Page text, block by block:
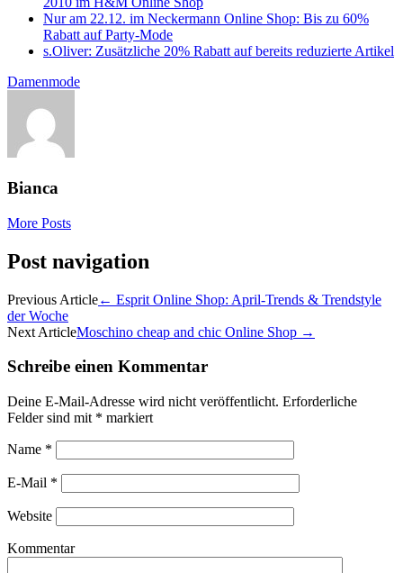
Nur am 22.12. im Neckermann Online Shop: Bis zu 60%
Rabatt auf Party-Mode
s.Oliver: Zusätzliche 20% Rabatt auf bereits reduzierte Artikel
Damenmode
Bianca
More Posts
Post navigation
Previous Article← Esprit Online Shop: April-Trends & Trendstyle
der Woche
Next ArticleMoschino cheap and chic Online Shop →
Schreibe einen Kommentar
Deine E-Mail-Adresse wird nicht veröffentlicht. Erforderliche
Felder sind mit * markiert
Name *
E-Mail *
Website
Kommentar